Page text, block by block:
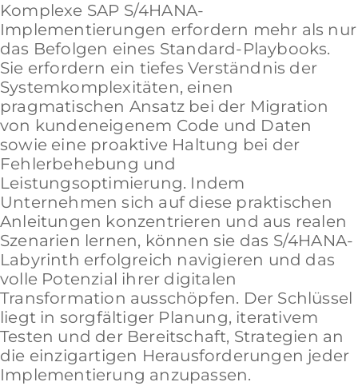
Komplexe SAP S/4HANA-
Implementierungen erfordern mehr als nur
das Befolgen eines Standard-Playbooks.
Sie erfordern ein tiefes Verständnis der
Systemkomplexitäten, einen
pragmatischen Ansatz bei der Migration
von kundeneigenem Code und Daten
sowie eine proaktive Haltung bei der
Fehlerbehebung und
Leistungsoptimierung. Indem
Unternehmen sich auf diese praktischen
Anleitungen konzentrieren und aus realen
Szenarien lernen, können sie das S/4HANA-
Labyrinth erfolgreich navigieren und das
volle Potenzial ihrer digitalen
Transformation ausschöpfen. Der Schlüssel
liegt in sorgfältiger Planung, iterativem
Testen und der Bereitschaft, Strategien an
die einzigartigen Herausforderungen jeder
Implementierung anzupassen.